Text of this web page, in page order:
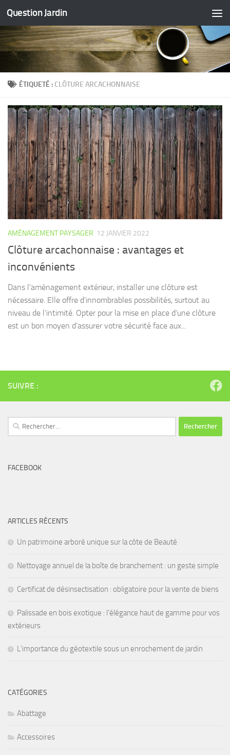
Skip to content
Question Jardin
ÉTIQUETÉ : CLÔTURE ARCACHONNAISE
AMÉNAGEMENT PAYSAGER 12 JANVIER 2022
Clôture arcachonnaise : avantages et
inconvénients
Dans l’aménagement extérieur, installer une clôture est
nécessaire. Elle offre d’innombrables possibilités, surtout au
niveau de l’intimité. Opter pour la mise en place d’une clôture
est un bon moyen d’assurer votre sécurité face aux...
SUIVRE :
Rechercher :
FACEBOOK
ARTICLES RÉCENTS
Un patrimoine arboré unique sur la côte de Beauté
Nettoyage annuel de la boîte de branchement : un geste simple
Certificat de désinsectisation : obligatoire pour la vente de biens
Palissade en bois exotique : l’élégance haut de gamme pour vos
extérieurs
L’importance du géotextile sous un enrochement de jardin
CATÉGORIES
Abattage
Accessoires